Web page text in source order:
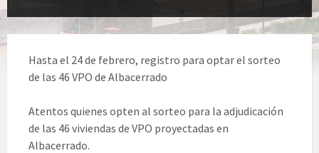
Hasta el 24 de febrero, registro para optar el sorteo
de las 46 VPO de Albacerrado
Atentos quienes opten al sorteo para la adjudicación
de las 46 viviendas de VPO proyectadas en
Albacerrado.